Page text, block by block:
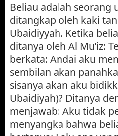
Beliau adalah seorang
ditangkap oleh kaki
Ubaidiyyah. Ketika
ditanya oleh Al Mu’iz:
berkata: Andai aku
sembilan akan
sisanya akan aku
Ubaidiyah)? Ditanya
menjawab: Aku tidak
menyangka bahwa